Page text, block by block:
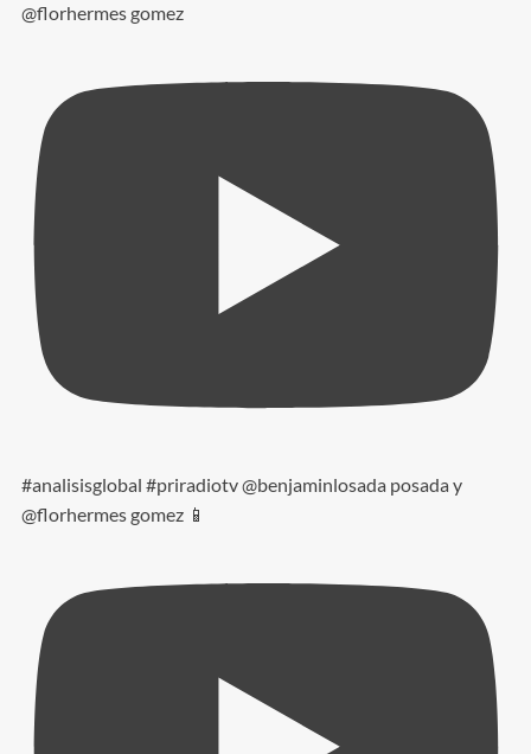
@florhermes gomez
#analisisglobal #priradiotv @benjaminlosada posada y
@florhermes gomez 📱